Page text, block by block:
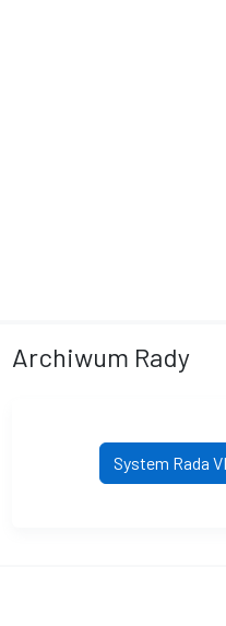
Archiwum Rady
System Rada